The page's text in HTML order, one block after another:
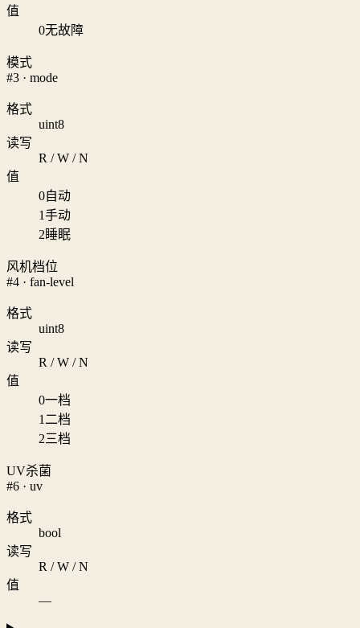
值
0无故障
模式
#3 · mode
格式
uint8
读写
R / W / N
值
0自动
1手动
2睡眠
风机档位
#4 · fan-level
格式
uint8
读写
R / W / N
值
0一档
1 二档
2三档
UV杀菌
#6 · uv
格式
bool
读写
R / W / N
值
—